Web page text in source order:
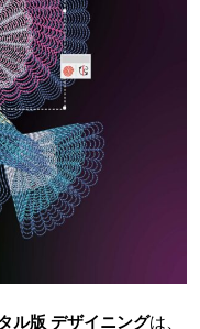
ル版 デザイニングは、